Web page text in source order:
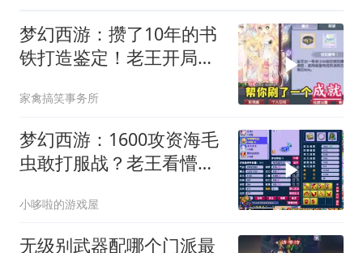
梦幻西游：攒了10年的书
铁打造鉴定！老王开局就
家禽搞笑事务所
梦幻西游：1600攻资海毛
虫敢打服战？老王看懵当
小哆啦的游戏屋
无级别武器配哪个门派最